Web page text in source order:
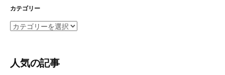
イ
カテゴリー
カ
リ
ー
人気の記事